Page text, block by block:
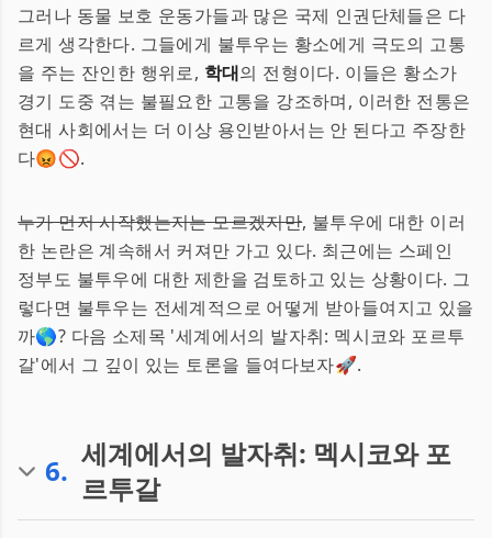
그러나 동물 보호 운동가들과 많은 국제 인권단체들은 다
르게 생각한다. 그들에게 불투우는 황소에게 극도의 고통
을 주는 잔인한 행위로, 학대의 전형이다. 이들은 황소가
경기 도중 겪는 불필요한 고통을 강조하며, 이러한 전통은
현대 사회에서는 더 이상 용인받아서는 안 된다고 주장한
다😡🚫.
누가 먼저 시작했는지는 모르겠지만, 불투우에 대한 이러
한 논란은 계속해서 커져만 가고 있다. 최근에는 스페인
정부도 불투우에 대한 제한을 검토하고 있는 상황이다. 그
렇다면 불투우는 전세계적으로 어떻게 받아들여지고 있을
까🌎? 다음 소제목 '세계에서의 발자취: 멕시코와 포르투
갈'에서 그 깊이 있는 토론을 들여다보자🚀.
6. 세계에서의 발자취: 멕시코와 포
르투갈